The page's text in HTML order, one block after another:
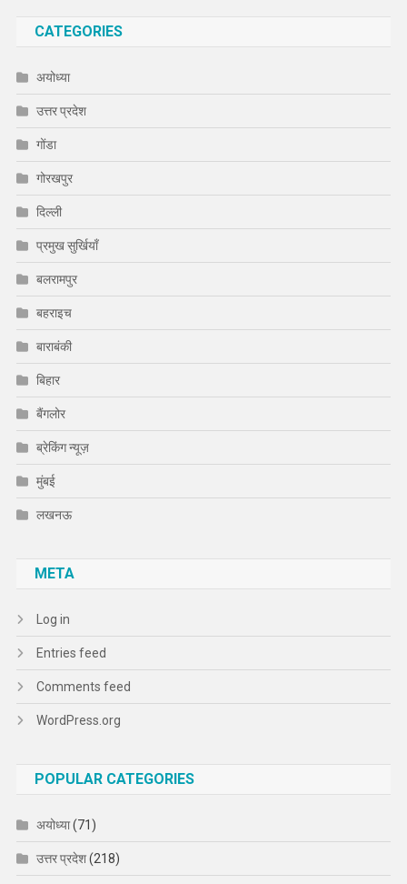
CATEGORIES
अयोध्या
उत्तर प्रदेश
गोंडा
गोरखपुर
दिल्ली
प्रमुख सुर्खियाँ
बलरामपुर
बहराइच
बाराबंकी
बिहार
बैंगलोर
ब्रेकिंग न्यूज़
मुंबई
लखनऊ
META
Log in
Entries feed
Comments feed
WordPress.org
POPULAR CATEGORIES
अयोध्या(71)
उत्तर प्रदेश(218)